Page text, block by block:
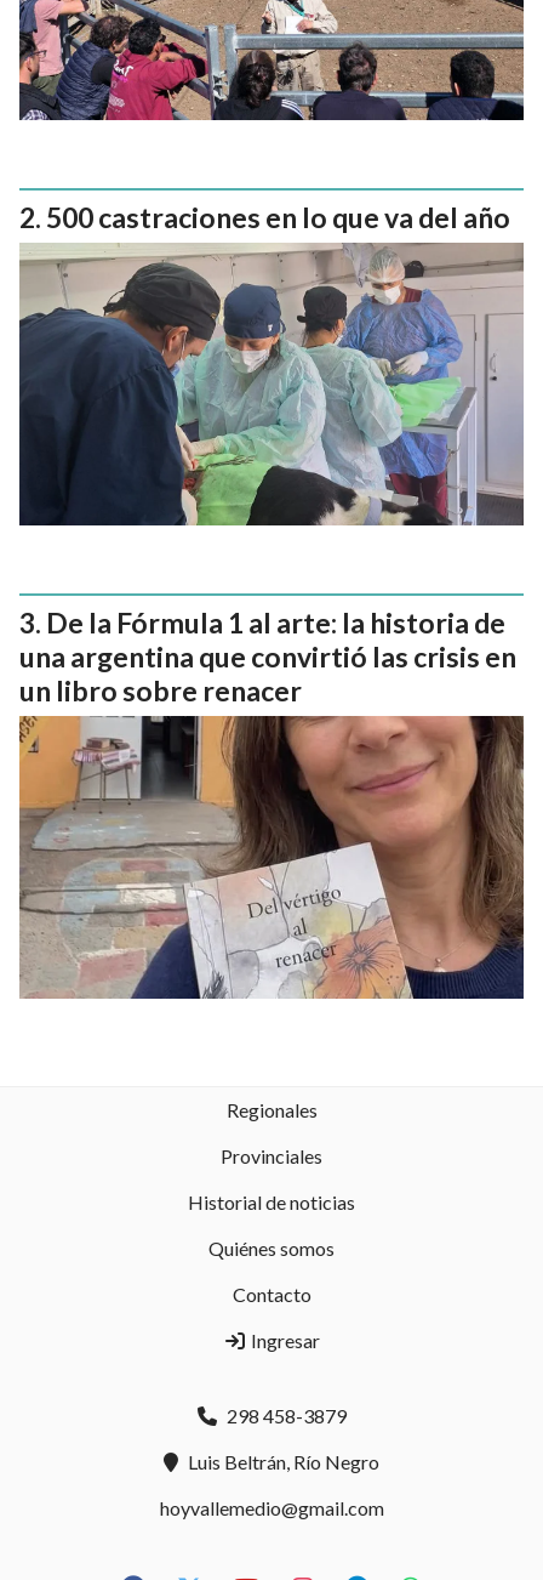
500 castraciones en lo que va del año
De la Fórmula 1 al arte: la historia de
una argentina que convirtió las crisis en
un libro sobre renacer
Regionales
Provinciales
Historial de noticias
Quiénes somos
Contacto
Ingresar
298 458-3879
Luis Beltrán, Río Negro
hoyvallemedio@gmail.com